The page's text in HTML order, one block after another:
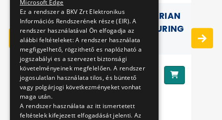
THE BIG BOOK OF HUNGARIAN
LOCOMOTIVE MANUFACTURING
Ár:8990 Ft
Microsoft Edge
Ez a rendszer a BKV Zrt Elektronikus
Információs Rendszerének része (EIR). A
rendszer használatával Ön elfogadja az
alábbi feltételeket: A rendszer használata
megfigyelhető, rögzithető es naplózható a
jogszabályi es a szervezet biztonsági
követelményeinek megfelelően. A rendszer
jogosulatlan használata tilos, és büntető
vagy polgárjogi következményeket vonhat
maga után.
A rendszer használata az itt ismertetett
feltételek kifejezett elfogadását jelenti. Az